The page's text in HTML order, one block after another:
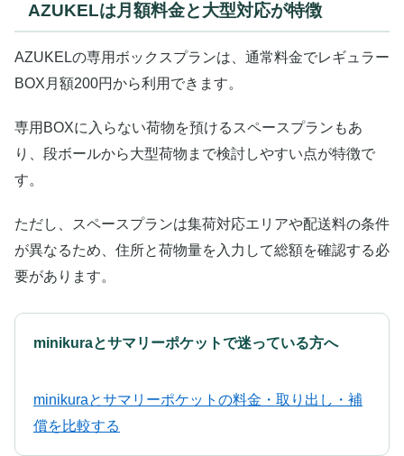
AZUKELは月額料金と大型対応が特徴
AZUKELの専用ボックスプランは、通常料金でレギュラー
BOX月額200円から利用できます。
専用BOXに入らない荷物を預けるスペースプランもあ
り、段ボールから大型荷物まで検討しやすい点が特徴で
す。
ただし、スペースプランは集荷対応エリアや配送料の条件
が異なるため、住所と荷物量を入力して総額を確認する必
要があります。
minikuraとサマリーポケットで迷っている方へ
minikuraとサマリーポケットの料金・取り出し・補
償を比較する